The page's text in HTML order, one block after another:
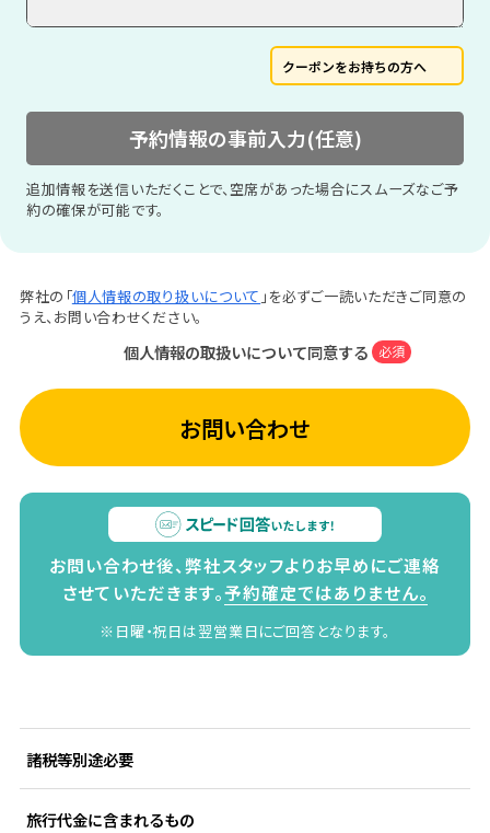
クーポンをお持ちの方へ
予約情報の事前入力(任意)
追加情報を送信いただくことで、空席があった場合にスムーズなご予
約の確保が可能です。
弊社の「個人情報の取り扱いについて 」を必ずご一読いただきご同意の
うえ、お問い合わせください。
個人情報の取扱いについて同意する 必須
お問い合わせ
お問い合わせ後、弊社スタッフよりお早めにご連絡
させていただきます。予約確定ではありません。
※日曜・祝日は翌営業日にご回答となります。
諸税等別途必要
旅行代金に含まれるもの